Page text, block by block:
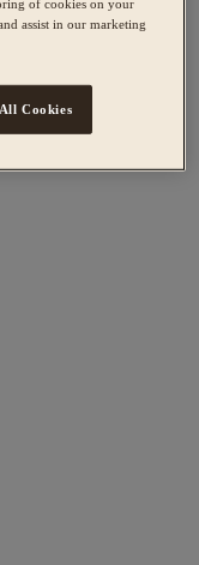
of cookies on your
assist in our marketing
Cookies